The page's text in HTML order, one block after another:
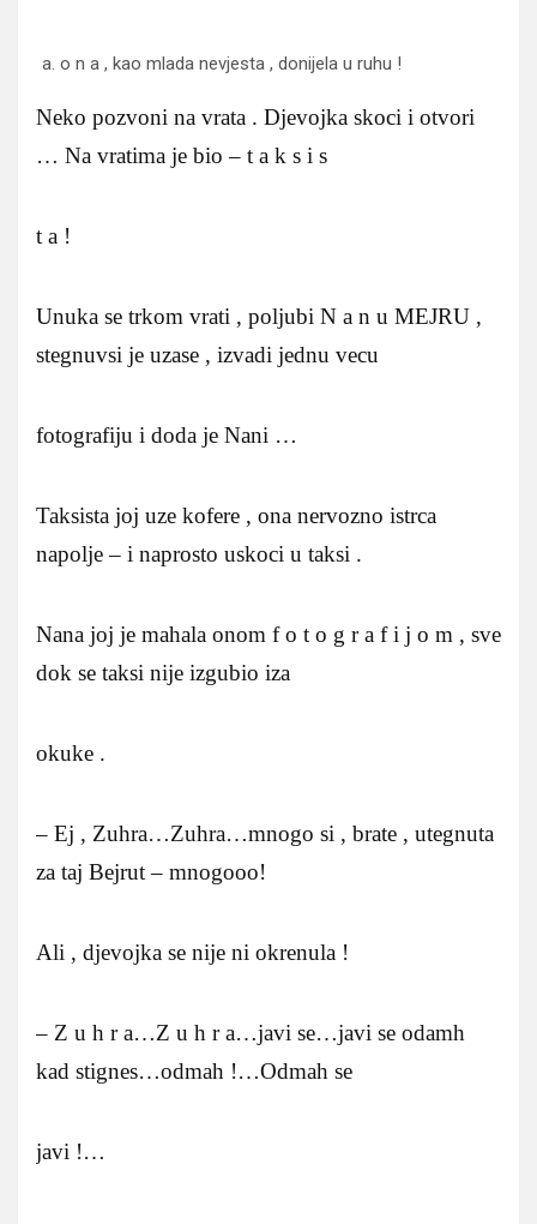
o n a , kao mlada nevjesta , donijela u ruhu !
Neko pozvoni na vrata . Djevojka skoci i otvori
… Na vratima je bio – t a k s i s
t a !
Unuka se trkom vrati , poljubi N a n u MEJRU ,
stegnuvsi je uzase , izvadi jednu vecu
fotografiju i doda je Nani …
Taksista joj uze kofere , ona nervozno istrca
napolje – i naprosto uskoci u taksi .
Nana joj je mahala onom f o t o g r a f i j o m , sve
dok se taksi nije izgubio iza
okuke .
– Ej , Zuhra…Zuhra…mnogo si , brate , utegnuta
za taj Bejrut – mnogooo!
Ali , djevojka se nije ni okrenula !
– Z u h r a…Z u h r a…javi se…javi se odamh
kad stignes…odmah !…Odmah se
javi !…